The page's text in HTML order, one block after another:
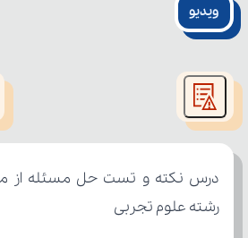
ویدیو
modal
window.
loaded, either because the server
the format is not supported.
رشته علوم تجربی